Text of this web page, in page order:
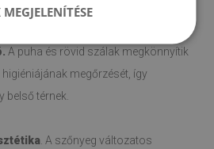
A puha és rövid szálak megkönnyítik
megőrzését, így
belső térnek.
. A szőnyeg változatos
MEGJELENÍTÉSE